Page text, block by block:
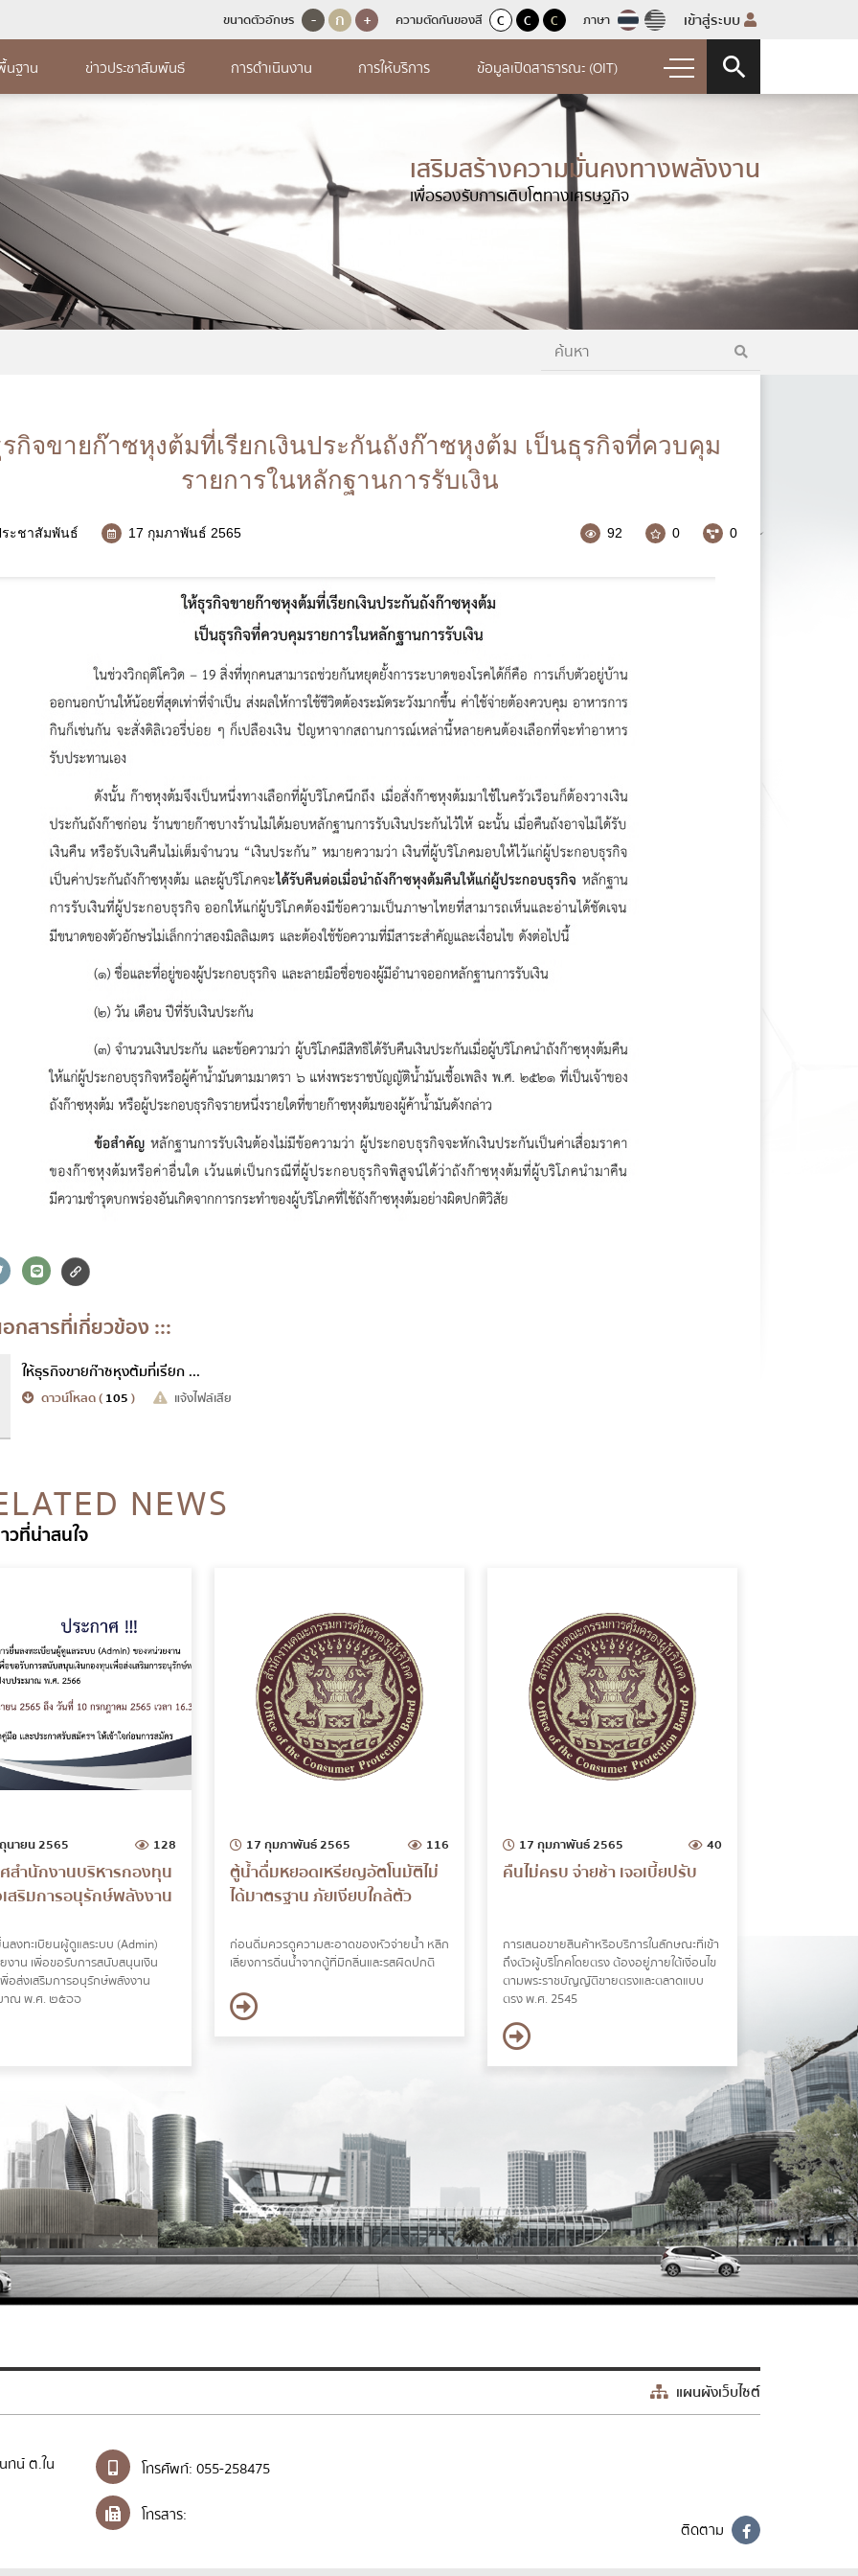
ขนาดตัวอักษร - ก + ความตัดกันของสี C C C ภาษา เข้าสู่ระบบ
ฐาน
บริหาร
หน้าที่
ธศาสตร์หรือแผนพัฒนาหน่วยงาน
นงสุจริตของผู้บริหาร
ริมสร้างวัฒนธรรมองค์กร
ข่าวประชาสัมพันธ์ การดำเนินงาน
เนินงานประจำปี (ต่อ)
ดำเนินงานประจำปี
งานการกำกับติดตามการดำเนินงาน
จำปี รอบ 6 เดือน
งานผลการดำเนินงานประจำปี
อมาตรฐานการปฏิบัติงาน
แผนการใช้จ่ายงบประมาณประจำปี (ต่อ)
แผนการใช้จ่ายงบประมาณประจำปี
ประมาณประจำปี รอบ 6 เดือน
รายงานผลการใช้จ่ายงบประมาณประจำปี
การเปิดโอกาสให้เกิดการมีส่วนร่วม
การให้บริการ
บริการประชาชนและผู้ประกอบการ (ต่อ)
คู่มือหรือมาตรฐานการให้บริการ
แบบฟอร์มคำร้องกรมธุรกิจพลังงาน
ข้อมูลเชิงสถิติการให้บริการ
รายงานผลการสำรวจความพึงพอใจการให้
บริการ
สมัครรับข่าวสาร (E-Service)
ร้องเรียน/ร้องทุกข์
ข้อมูลเปิดสาธารณะ (OIT)
งหรือแผนการจัดหาพัสดุ
ดจ้างหรือการจัดหาพัสดุ
อจัดจ้างหรือการจัดหา
ทรัพยากรบุคคล
แผนการบริหารและพัฒนาทรัพยากรบุคคล
นโยบายการบริหารทรัพยากรบุคคล
การดำเนินการตามนโยบายการบริหาร
ทรัพยากรบุคคล
หลักเกณฑ์การบริหารและพัฒนาทรัพยากร
การป้องกันการทุจริต
รายงานการรับทรัพย์สินหรือประโยชน์อื่นใด
โดยธรรมจรรยา
การจัดการเรื่องร้องเรียนการทุจริตและ
แนวปฏิบัติการจัดการเรื่องร้องเรียนการ
ทุจริตและประพฤติมิชอบ
ช่องทางแจ้งเรื่องร้องเรียนการทุจริตและ
การประเมินความเสี่ยงการทุจริตประจำปี
การดำเนินการเพื่อจัดการความเสี่ยงการ
แผนปฏิบัติการป้องกันการทุจริต
ป้องกันการทุจริตประจำปี รอบ 6 เดือน
รายงานผลการดำเนินการป้องกันการทุจริต
ประจำปี
มาตรการส่งเสริมคุณธรรมและความโปร่งใส
ภายในหน่วยงาน
การดำเนินการตามมาตรการส่งเสริม
เสริมสร้างความมั่นคงทางพลังงาน
เพื่อรองรับการเติบโตทางเศรษฐกิจ
กิจขายก๊าซหุงต้มที่เรียกเงินประกันถังก๊าซหุงต้ม เป็นธุรกิจที่ควบคุม
รายการในหลักฐานการรับเงิน
ะชาสัมพันธ์ 17 กุมภาพันธ์ 2565 92 0 0
กสารที่เกี่ยวข้อง :::
ให้ธุรกิจขายก๊าซหุงต้มที่เรียก ...
ดาวน์โหลด ( 105 ) แจ้งไฟล์เสีย
NEWS
วที่น่าสนใจ
นายน 2565 128
สำนักงานบริหารกองทุน
สริมการอนุรักษ์พลังงาน
ลงทะเบียนผู้ดูแลระบบ (Admin)
งาน เพื่อขอรับการสนับสนุนเงิน
อส่งเสริมการอนุรักษ์พลังงาน
าณ พ.ศ. ๒๕๖๖
17 กุมภาพันธ์ 2565 116
ตู้น้ำดื่มหยอดเหรียญอัตโนมัติไม่
ได้มาตรฐาน ภัยเงียบใกล้ตัว
ก่อนดื่มควรดูความสะอาดของหัวจ่ายน้ำ หลีก
เลี่ยงการดื่นน้ำจากตู้ที่มีกลิ่นและรสผิดปกติ
17 กุมภาพันธ์ 2565 40
คืนไม่ครบ จ่ายช้า เจอเบี้ยปรับ
การเสนอขายสินค้าหรือบริการในลักษณะที่เข้า
ถึงตัวผู้บริโภคโดยตรง ต้องอยู่ภายใต้เงื่อนไข
ตามพระราชบัญญัติขายตรงและตลาดแบบ
ตรง พ.ศ. 2545
ทน์ ต.ใน โทรศัพท์: 055-258475
โทรสาร:
แผนผังเว็บไซต์
ติดตาม